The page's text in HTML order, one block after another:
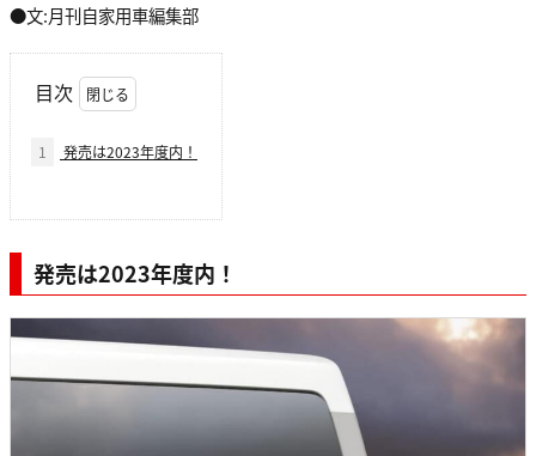
●文:月刊自家用車編集部
目次
1 発売は2023年度内！
発売は2023年度内！